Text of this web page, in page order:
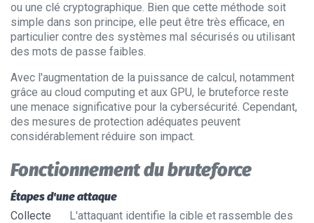
ou une clé cryptographique. Bien que cette méthode soit
simple dans son principe, elle peut être très efficace, en
particulier contre des systèmes mal sécurisés ou utilisant
des mots de passe faibles.
Avec l'augmentation de la puissance de calcul, notamment
grâce au cloud computing et aux GPU, le bruteforce reste
une menace significative pour la cybersécurité. Cependant,
des mesures de protection adéquates peuvent
considérablement réduire son impact.
Fonctionnement du bruteforce
Étapes d'une attaque
Collecte
L'attaquant identifie la cible et rassemble des